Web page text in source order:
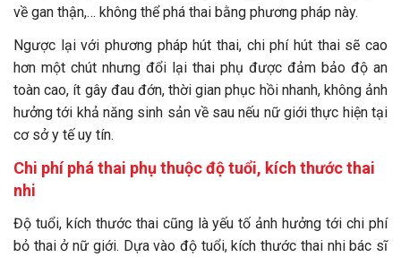
về gan thận,… không thể phá thai bằng phương pháp này.
Ngược lại với phương pháp hút thai, chi phí hút thai sẽ cao
hơn một chút nhưng đổi lại thai phụ được đảm bảo độ an
toàn cao, ít gây đau đớn, thời gian phục hồi nhanh, không ảnh
hưởng tới khả năng sinh sản về sau nếu nữ giới thực hiện tại
cơ sở y tế uy tín.
Chi phí phá thai phụ thuộc độ tuổi, kích thước thai
nhi
Độ tuổi, kích thước thai cũng là yếu tố ảnh hưởng tới chi phí
bỏ thai ở nữ giới. Dựa vào độ tuổi, kích thước thai nhi bác sĩ